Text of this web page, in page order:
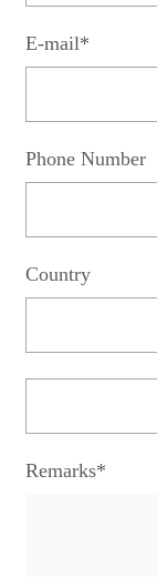
E-mail*
Phone Number
Country
Remarks*